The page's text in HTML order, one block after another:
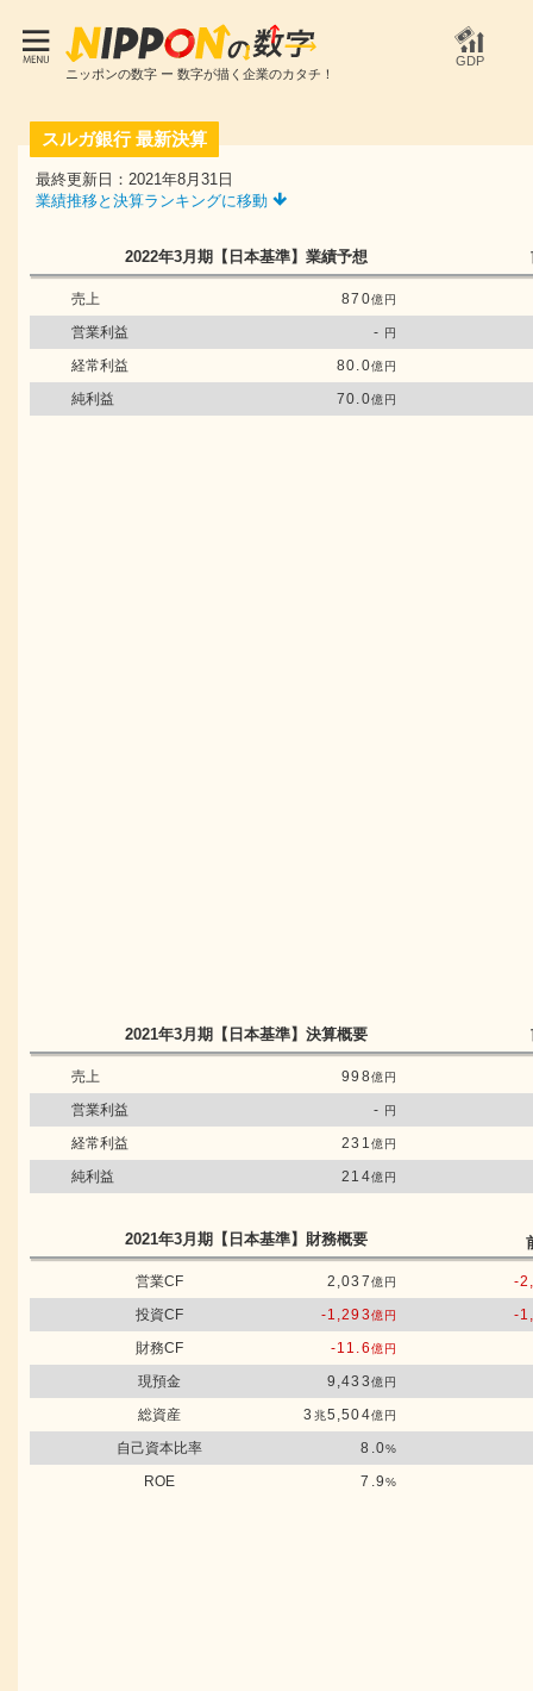
ニッポンの数字 ー 数字が描く企業のカタチ！
GDP
スルガ銀行最新決算
最終更新日：2021年8月31日
業績推移と決算ランキングに移動
2022年3月期 【日本基準】 業績予想
売上 870億円
営業利益 - 円
経常利益 80.0億円
純利益 70.0億円
2021年3月期 【日本基準】 決算概要
売上 998億円
営業利益 - 円
経常利益 231億円
純利益 214億円
2021年3月期 【日本基準】 財務概要
営業CF 2,037億円
-
投資CF
-1,293億円
-
財務CF
-11.6億円
現預金 9,433億円
総資産 3 兆5,504億円
自己資本比率 8.0%
ROE 7.9%